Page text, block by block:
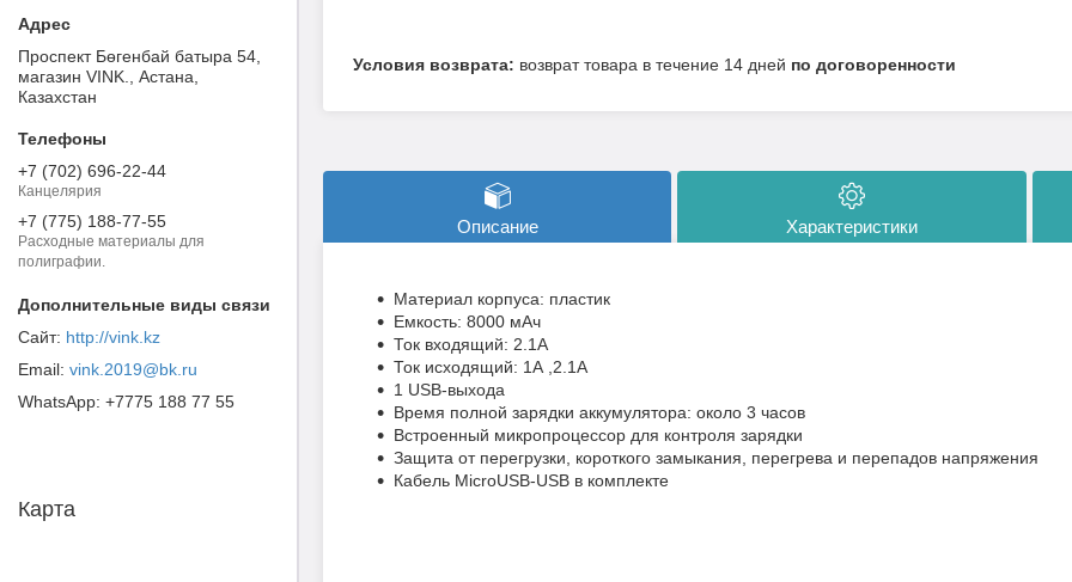
возврат товара в течение 14 дней по договоренности
Описание Характеристики
Материал корпуса: пластик
Емкость: 8000 мАч
Ток входящий: 2.1А
Ток исходящий: 1А ,2.1A
1 USB-выхода
Время полной зарядки аккумулятора: около 3 часов
Встроенный микропроцессор для контроля зарядки
Защита от перегрузки, короткого замыкания, перегрева и перепадов напряжения
Кабель MicroUSB-USB в комплекте
Проспект Бөгенбай батыра 54,
магазин VINK., Астана,
Казахстан
+7 (702) 696-22-44
Канцелярия
+7 (775) 188-77-55
Расходные материалы для
полиграфии.
http://vink.kz
vink.2019@bk.ru
+7775 188 77 55
Карта